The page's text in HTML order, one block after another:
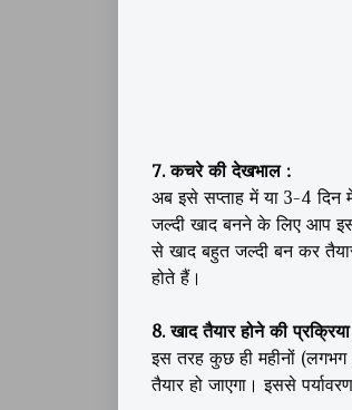
7. कचरे की देखभाल :
अब इसे सप्ताह में या 3-4 दिन
जल्दी खाद बनने के लिए आप
से खाद बहुत जल्दी बन कर
होते हैं।
8. खाद तैयार होने की
इस तरह कुछ ही महीनों
तैयार हो जाएगा। इससे